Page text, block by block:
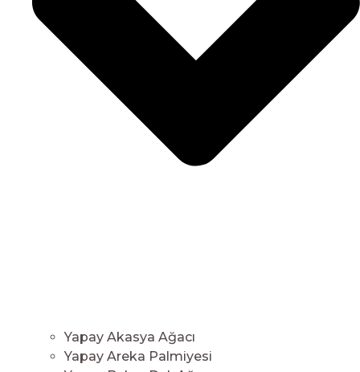
Yapay Akasya Ağacı
Yapay Areka Palmiyesi